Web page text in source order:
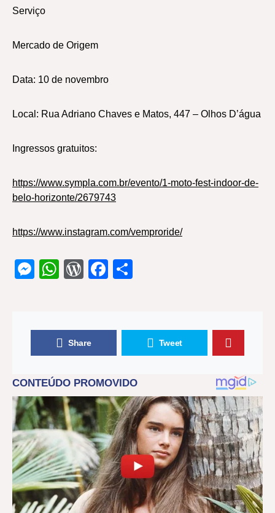
Serviço
Mercado de Origem
Data: 10 de novembro
Local: Rua Adriano Chaves e Matos, 447 – Olhos D’água
Ingressos gratuitos:
https://www.sympla.com.br/evento/1-moto-fest-indoor-de-
belo-horizonte/2679743
https://www.instagram.com/vemproride/
Messenger
WhatsApp
WordPress
Facebook
Share Tweet